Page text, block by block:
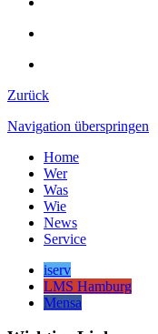
Zurück
Navigation überspringen
Home
Wer
Was
Wie
News
Service
iserv
LMS Hamburg
Mensa